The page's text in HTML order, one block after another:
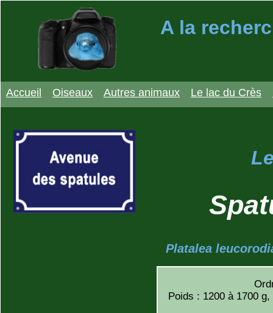
A la
Accueil Oiseaux Autres animaux Le lac du Crès
Platalea
Poids : 1200 à 1700